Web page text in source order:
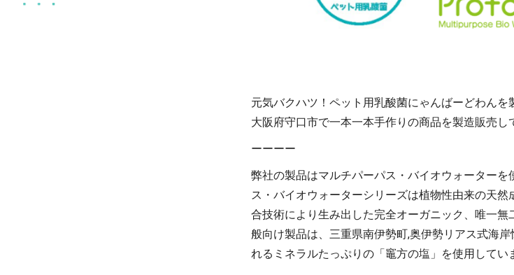
元気バクハツ！ペット用乳酸菌にゃんばーどわんを
大阪府守口市で一本一本手作りの商品を製造販売し
ーーーー
弊社の製品はマルチパーパス・バイオウォーター
ス・バイオウォーターシリーズは植物性由来の天
合技術により生み出した完全オーガニック、唯一
般向け製品は、三重県南伊勢町,奥伊勢リアス式海
れるミネラルたっぷりの「竈方の塩」を使用してい